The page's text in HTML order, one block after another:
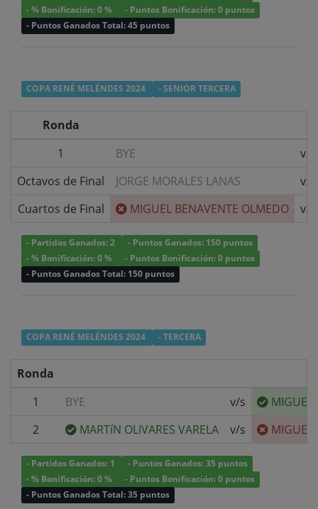
- % Bonificación: 0 %
- Puntos Bonificación: 0 puntos
- Puntos Ganados Total: 45 puntos
COPA RENÉ MELÉNDES 2024 - SENIOR TERCERA
Ronda
1
BYE
v/s
Octavos de Final
JORGE MORALES LANAS
v/s
Cuartos de Final
MIGUEL BENAVENTE OLMEDO v/s
- Partidos Ganados: 2
- Puntos Ganados: 150 puntos
- % Bonificación: 0 %
- Puntos Bonificación: 0 puntos
- Puntos Ganados Total: 150 puntos
COPA RENÉ MELÉNDES 2024 - TERCERA
Ronda
1
BYE v/s
MIGUEL
2
MARTíN OLIVARES VARELA v/s MIGUEL
- Partidos Ganados: 1
- Puntos Ganados: 35 puntos
- % Bonificación: 0 %
- Puntos Bonificación: 0 puntos
- Puntos Ganados Total: 35 puntos